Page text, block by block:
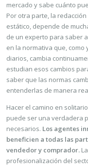
mercado y sabe cuánto
Por otra parte, la
estático, depende de
de un experto para saber
en la normativa que,
diarios, cambia
estudian esos cambios
saber que las normas
entenderlas de manera
Hacer el camino en
puede ser una verdadera
necesarios. Los agentes
beneficien a todas las
vendedor y comprador.
profesionalización del